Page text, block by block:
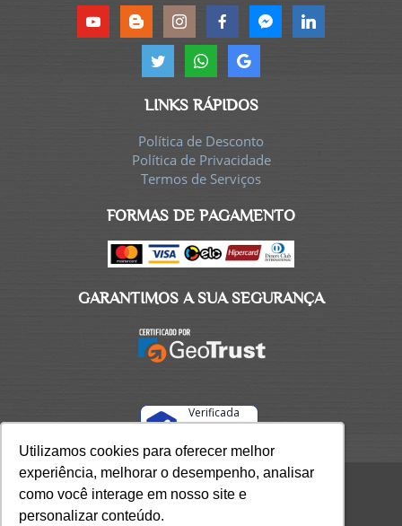
Utilizamos cookies para oferecer melhor
experiência, melhorar o desempenho, analisar
como você interage em nosso site e
personalizar conteúdo.
Utilizamos cookies para oferecer melhor
experiência, melhorar o desempenho, analisar
como você interage em nosso site e
personalizar conteúdo.
LINKS RÁPIDOS
Política de Desconto
Política de Privacidade
Termos de Serviços
FORMAS DE PAGAMENTO
GARANTIMOS A SUA SEGURANÇA
Verificada
por
Ciclo CEAP LTDA / CNPJ 70.953.385/0001-97 /
Todos os direitos reservados 2026.